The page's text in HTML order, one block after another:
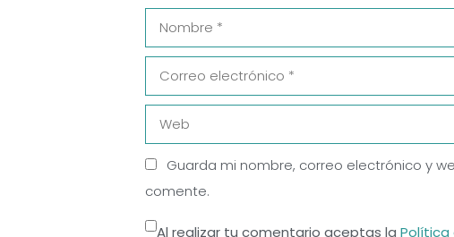
Nombre
Correo
electrónico
Web
Guarda mi nombre, correo electrónico y
comente.
Al realizar tu comentario aceptas la Política